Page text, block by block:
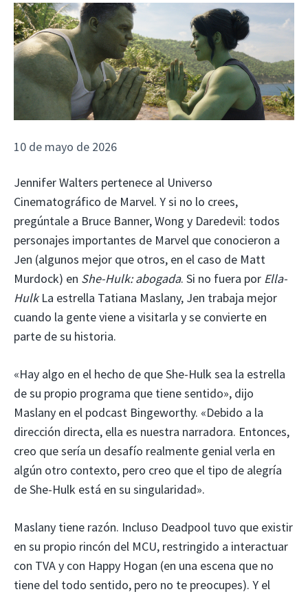
10 de mayo de 2026
Jennifer Walters pertenece al Universo
Cinematográfico de Marvel. Y si no lo crees,
pregúntale a Bruce Banner, Wong y Daredevil: todos
personajes importantes de Marvel que conocieron a
Jen (algunos mejor que otros, en el caso de Matt
Murdock) en She-Hulk: abogada. Si no fuera por Ella-
HulkLa estrella Tatiana Maslany, Jen trabaja mejor
cuando la gente viene a visitarla y se convierte en
parte de su historia.
«Hay algo en el hecho de que She-Hulk sea la estrella
de su propio programa que tiene sentido», dijo
Maslany en el podcast Bingeworthy. «Debido a la
dirección directa, ella es nuestra narradora. Entonces,
creo que sería un desafío realmente genial verla en
algún otro contexto, pero creo que el tipo de alegría
de She-Hulk está en su singularidad».
Maslany tiene razón. Incluso Deadpool tuvo que existir
en su propio rincón del MCU, restringido a interactuar
con TVA y con Happy Hogan (en una escena que no
tiene del todo sentido, pero no te preocupes). Y el